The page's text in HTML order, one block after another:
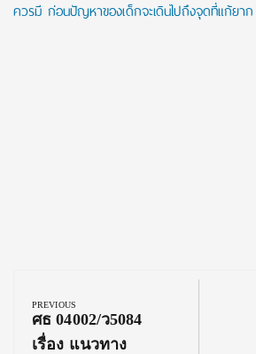
ควรมี ก่อนปัญหาของเด็กจะเดินไปถึงจุดที่แก้ยาก
navigation
PREVIOUS
Previous
Post:
ศธ 04002/ว5084
เรื่อง แนวทาง